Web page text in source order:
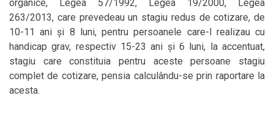
organice, Legea 57/1992, Legea 19/2000, Legea
263/2013, care prevedeau un stagiu redus de cotizare, de
10-11 ani și 8 luni, pentru persoanele care-l realizau cu
handicap grav, respectiv 15-23 ani și 6 luni, la accentuat,
stagiu care constituia pentru aceste persoane stagiu
complet de cotizare, pensia calculându-se prin raportare la
acesta.